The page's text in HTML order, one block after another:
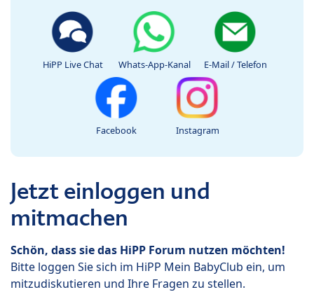
HiPP Live Chat Whats-App-Kanal E-Mail / Telefon
Facebook Instagram
Jetzt einloggen und
mitmachen
Schön, dass sie das HiPP Forum nutzen möchten!
Bitte loggen Sie sich im HiPP Mein BabyClub ein, um
mitzudiskutieren und Ihre Fragen zu stellen.